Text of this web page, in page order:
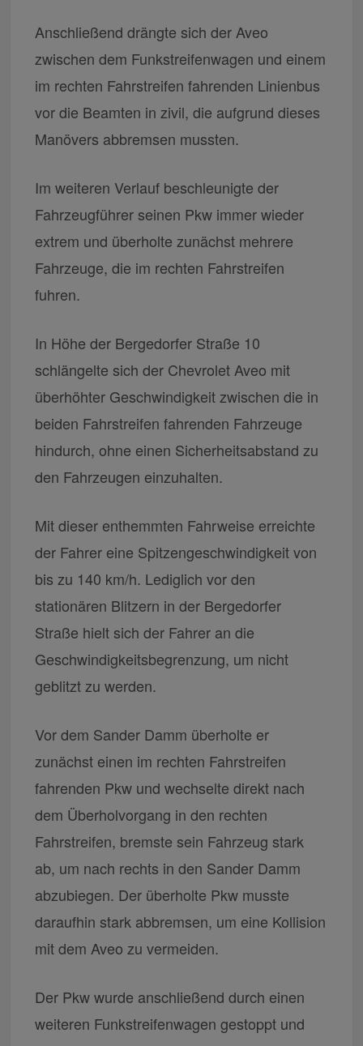
Anschließend drängte sich der Aveo
zwischen dem Funkstreifenwagen und einem
im rechten Fahrstreifen fahrenden Linienbus
vor die Beamten in zivil, die aufgrund dieses
Manövers abbremsen mussten.
Im weiteren Verlauf beschleunigte der
Fahrzeugführer seinen Pkw immer wieder
extrem und überholte zunächst mehrere
Fahrzeuge, die im rechten Fahrstreifen
fuhren.
In Höhe der Bergedorfer Straße 10
schlängelte sich der Chevrolet Aveo mit
überhöhter Geschwindigkeit zwischen die in
beiden Fahrstreifen fahrenden Fahrzeuge
hindurch, ohne einen Sicherheitsabstand zu
den Fahrzeugen einzuhalten.
Mit dieser enthemmten Fahrweise erreichte
der Fahrer eine Spitzengeschwindigkeit von
bis zu 140 km/h. Lediglich vor den
stationären Blitzern in der Bergedorfer
Straße hielt sich der Fahrer an die
Geschwindigkeitsbegrenzung, um nicht
geblitzt zu werden.
Vor dem Sander Damm überholte er
zunächst einen im rechten Fahrstreifen
fahrenden Pkw und wechselte direkt nach
dem Überholvorgang in den rechten
Fahrstreifen, bremste sein Fahrzeug stark
ab, um nach rechts in den Sander Damm
abzubiegen. Der überholte Pkw musste
daraufhin stark abbremsen, um eine Kollision
mit dem Aveo zu vermeiden.
Der Pkw wurde anschließend durch einen
weiteren Funkstreifenwagen gestoppt und